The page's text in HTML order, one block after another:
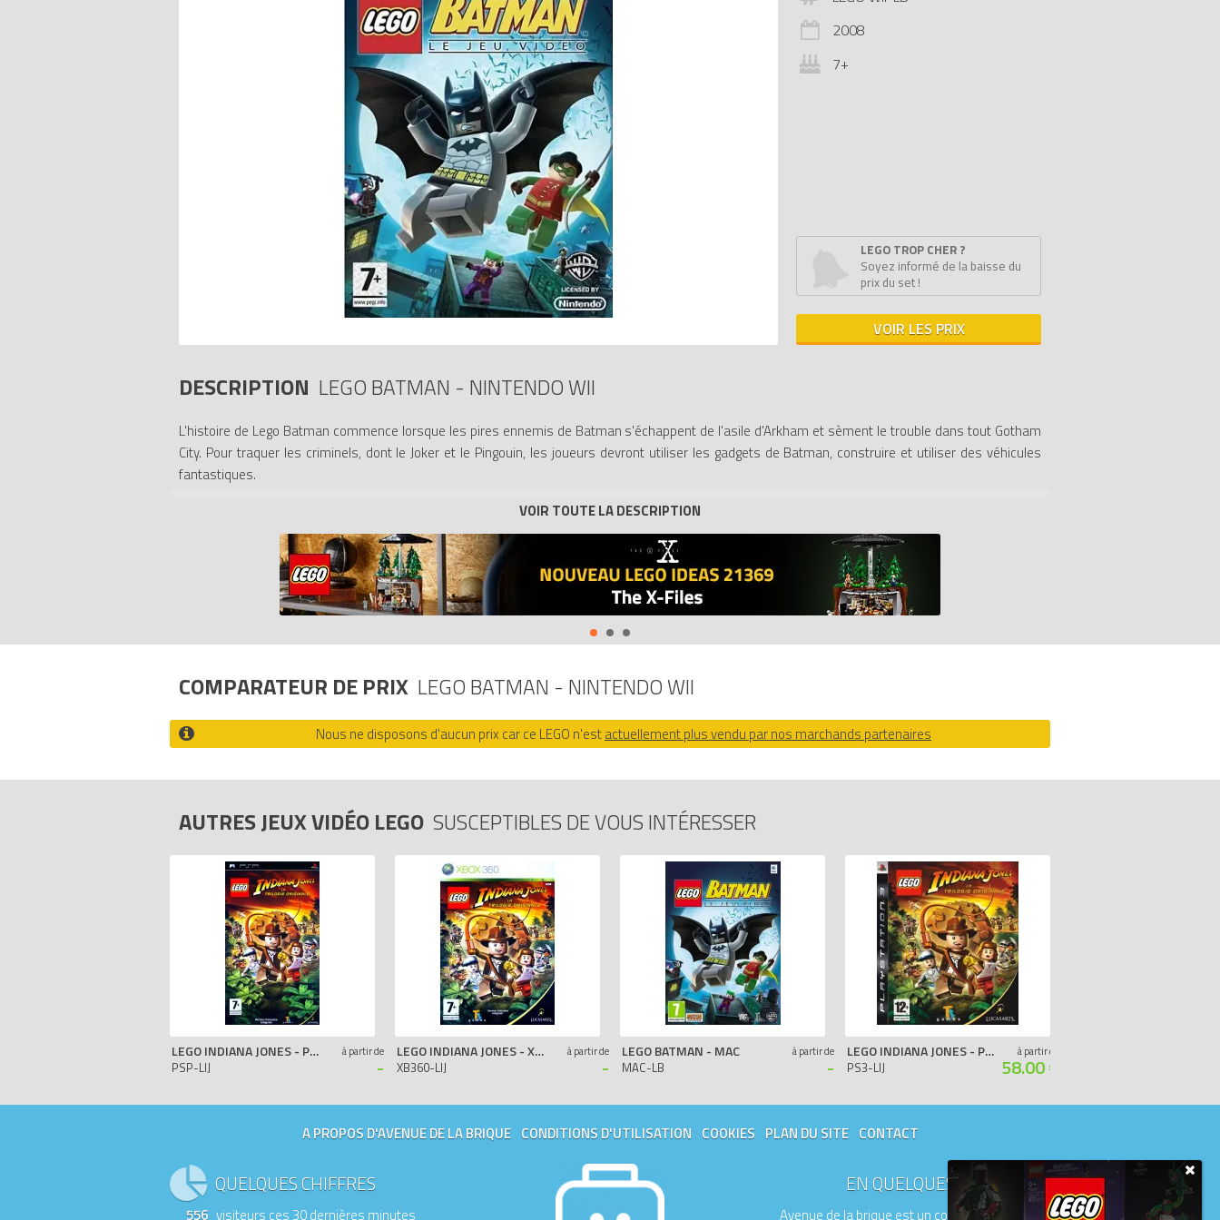
2008
7+
LEGO TROP CHER ?
Soyez informé de la baisse du
prix du set !
VOIR LES PRIX
DESCRIPTION LEGO BATMAN - NINTENDO WII
L'histoire de Lego Batman commence lorsque les pires ennemis de Batman s'échappent de l'asile d'Arkham et sèment le trouble dans tout Gotham
City. Pour traquer les criminels, dont le Joker et le Pingouin, les joueurs devront utiliser les gadgets de Batman, construire et utiliser des véhicules
fantastiques.
A l'instar de ses prédécesseurs, le jeu mise sur un humour décalé et caricature allègrement super héros (Batman, Robin) et super vilains (le Joker,
Ajoutez à cela le fait que diverses tenues supplémentaires pour les héros sont accessibles au cours de l'aventure, procurant des pouvoirs inédits à
utiliser à bon escient. Comme dans les autres jeux, les pièces de LEGO permettent de construire objets et véhicules de manière contextuelle. Ceci afin
de venir à bout de puzzles faisant obstacle à votre progression.
- Un design inspiré de la vénérable série télévisée des années 60.
Code EAN du LEGO Jeux vidéo WII-LB : 5051602222852.
COMPARATEUR DE PRIX LEGO BATMAN - NINTENDO WII
Nous ne disposons d'aucun prix car ce LEGO n'estactuellement plus vendu par nos marchands partenaires
AUTRES JEUX VIDÉO LEGO SUSCEPTIBLES DE VOUS INTÉRESSER
LEGO INDIANA JONES - PSP
PSP-LIJ
à partir de
-
LEGO INDIANA JONES - XBOX 360
XB360-LIJ
à partir de
-
LEGO BATMAN - MAC
MAC-LB
à partir de
-
LEGO INDIANA JONES - PS3
PS3-LIJ
à partir de
58.00 €
A PROPOS D'AVENUE DE LA BRIQUE CONDITIONS D'UTILISATION COOKIES PLAN DU SITE CONTACT
EN QUELQUES MOTS
Avenue de la brique est un comparateur de prix
QUELQUES CHIFFRES
556 visiteurs ces 30 dernières minutes